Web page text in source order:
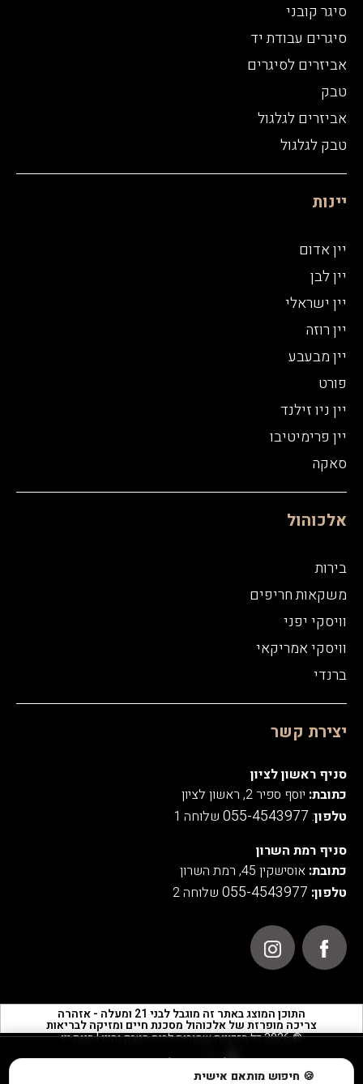
התוכן המוצג באתר זה מוגבל לבני 21 ומעלה - אזהרה
צריכה מופרזת של אלכוהול מסכנת חיים ומזיקה לבריאות
סיגר קובני
סיגרים עבודת יד
אביזרים לסיגרים
טבק
אביזרים לגלגול
טבק לגלגול
יינות
יין אדום
יין לבן
יין ישראלי
יין רוזה
יין מבעבע
פורט
יין ניו זילנד
יין פרימיטיבו
סאקה
אלכוהול
בירות
משקאות חריפים
וויסקי יפני
וויסקי אמריקאי
ברנדי
יצירת קשר
סניף ראשון לציון
כתובת: יוסף ספיר 2, ראשון לציון
טלפון:
055-4543977 שלוחה 1
סניף רמת השרון
כתובת: אוסישקין 45, רמת השרון
טלפון: 055-4543977 שלוחה 2
© 2026 כל הזכויות שמורות לבית הטבק והיין | חנות יין
אנו משתמשים בעוגיות לצורך תפעול האתר, ניתוחים סטטיסטיים,
🍪 חיפוש מותאם אישית